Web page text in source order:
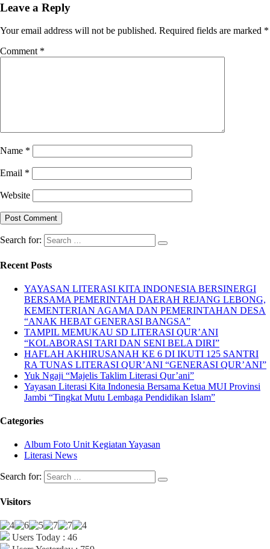
Leave a Reply
Your email address will not be published. Required fields are marked *
Comment *
Name *
Email *
Website
Search for:
Recent Posts
YAYASAN LITERASI KITA INDONESIA BERSINERGI
BERSAMA PEMERINTAH DAERAH REJANG LEBONG,
KEMENTERIAN AGAMA DAN PEMERINTAHAN DESA
“ANAK HEBAT GENERASI BANGSA”
TAMPIL MEMUKAU SD LITERASI QUR’ANI
“KOLABORASI TARI DAN SENI BELA DIRI”
HAFLAH AKHIRUSANAH KE 6 DI IKUTI 125 SANTRI
RA TUNAS LITERASI QUR’ANI “GENERASI QUR’ANI”
Yuk Ngaji “Majelis Taklim Literasi Qur’ani”
Yayasan Literasi Kita Indonesia Bersama Ketua MUI Provinsi
Jambi “Tingkat Mutu Lembaga Pendidikan Islam”
Categories
Album Foto Unit Kegiatan Yayasan
Literasi News
Search for:
Visitors
Users Today : 46